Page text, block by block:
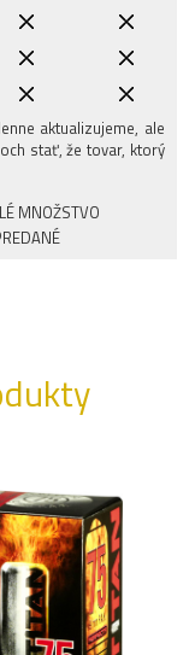
aktualizujeme, ale
stať, že tovar, ktorý
MNOŽSTVO